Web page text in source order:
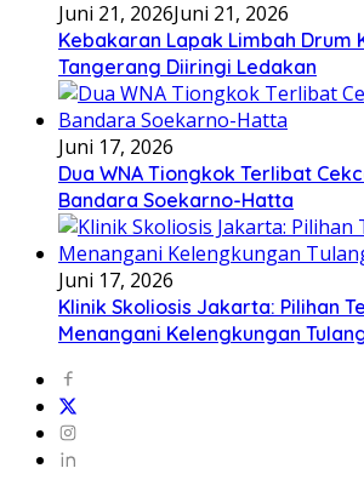
Juni 21, 2026Juni 21, 2026
Kebakaran Lapak Limbah Drum
Tangerang Diiringi Ledakan
Juni 17, 2026
Dua WNA Tiongkok Terlibat
Bandara Soekarno-Hatta
Juni 17, 2026
Klinik Skoliosis Jakarta: Pilihan
Menangani Kelengkungan